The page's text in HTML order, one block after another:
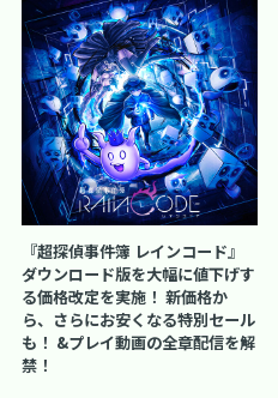
『超探偵事件簿 レインコード』
ダウンロード版を大幅に値下げす
る価格改定を実施！ 新価格か
ら、さらにお安くなる特別セール
も！ &プレイ動画の全章配信を解
禁！